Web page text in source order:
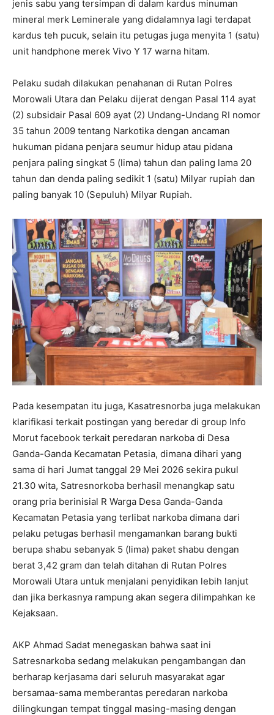
jenis sabu yang tersimpan di dalam kardus minuman
mineral merk Leminerale yang didalamnya lagi terdapat
kardus teh pucuk, selain itu petugas juga menyita 1 (satu)
unit handphone merek Vivo Y 17 warna hitam.
Pelaku sudah dilakukan penahanan di Rutan Polres
Morowali Utara dan Pelaku dijerat dengan Pasal 114 ayat
(2) subsidair Pasal 609 ayat (2) Undang-Undang RI nomor
35 tahun 2009 tentang Narkotika dengan ancaman
hukuman pidana penjara seumur hidup atau pidana
penjara paling singkat 5 (lima) tahun dan paling lama 20
tahun dan denda paling sedikit 1 (satu) Milyar rupiah dan
paling banyak 10 (Sepuluh) Milyar Rupiah.
Pada kesempatan itu juga, Kasatresnorba juga melakukan
klarifikasi terkait postingan yang beredar di group Info
Morut facebook terkait peredaran narkoba di Desa
Ganda-Ganda Kecamatan Petasia, dimana dihari yang
sama di hari Jumat tanggal 29 Mei 2026 sekira pukul
21.30 wita, Satresnorkoba berhasil menangkap satu
orang pria berinisial R Warga Desa Ganda-Ganda
Kecamatan Petasia yang terlibat narkoba dimana dari
pelaku petugas berhasil mengamankan barang bukti
berupa shabu sebanyak 5 (lima) paket shabu dengan
berat 3,42 gram dan telah ditahan di Rutan Polres
Morowali Utara untuk menjalani penyidikan lebih lanjut
dan jika berkasnya rampung akan segera dilimpahkan ke
Kejaksaan.
AKP Ahmad Sadat menegaskan bahwa saat ini
Satresnarkoba sedang melakukan pengambangan dan
berharap kerjasama dari seluruh masyarakat agar
bersamaa-sama memberantas peredaran narkoba
dilingkungan tempat tinggal masing-masing dengan